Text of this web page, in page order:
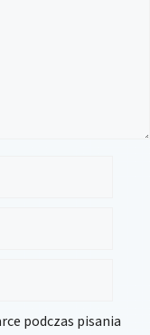
podczas pisania